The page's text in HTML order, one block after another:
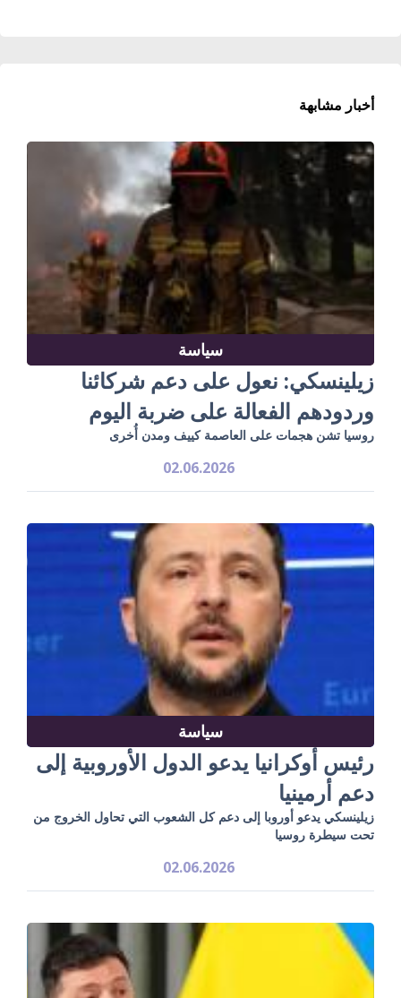
أخبار مشابهة
سياسة
زيلينسكي: نعول على دعم شركائنا
وردودهم الفعالة على ضربة اليوم
روسيا تشن هجمات على العاصمة كييف ومدن أُخرى
02.06.2026
سياسة
رئيس أوكرانيا يدعو الدول الأوروبية إلى
دعم أرمينيا
زيلينسكي يدعو أوروبا إلى دعم كل الشعوب التي تحاول الخروج من
تحت سيطرة روسيا
02.06.2026